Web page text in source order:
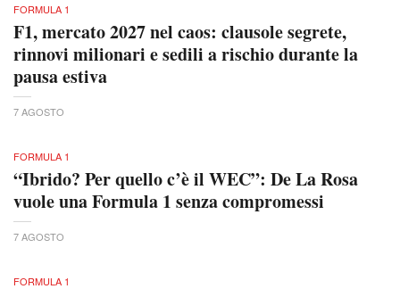
FORMULA 1
F1, mercato 2027 nel caos: clausole segrete,
rinnovi milionari e sedili a rischio durante la
pausa estiva
7 AGOSTO
FORMULA 1
“Ibrido? Per quello c’è il WEC”: De La Rosa
vuole una Formula 1 senza compromessi
7 AGOSTO
FORMULA 1